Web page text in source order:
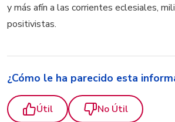
y más afín a las corrientes eclesiales,
positivistas.
¿Cómo le ha parecido esta
Útil No Útil